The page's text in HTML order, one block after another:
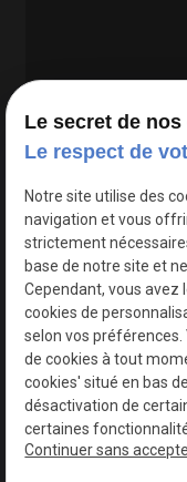
Google Maps
Le secret de
Le respect de
Notre site utilise des
navigation et vous
strictement
base de notre site et
Cependant, vous avez
cookies de
selon vos
de cookies à tout
cookies' situé en bas
désactivation de
certaines
Continuer sans